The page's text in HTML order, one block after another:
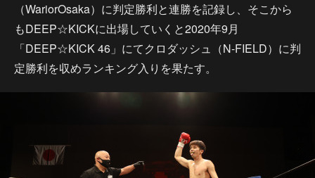
（WariorOsaka）に判定勝利と連勝を記録し、そこから
もDEEP☆KICKに出場していくと2020年9月
「DEEP☆KICK 46」にてクロダッシュ（N-FIELD）に判
定勝利を収めランキング入りを果たす。